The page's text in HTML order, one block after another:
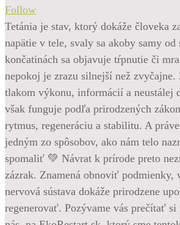
Follow
Tetánia je stav, ktorý dokáže človeka
napätie v tele, svaly sa akoby samy od
končatinách sa objavuje tŕpnutie či
nepokoj je zrazu silnejší než
tlakom výkonu, informácií a neustálej
však funguje podľa prirodzených
rytmus, regeneráciu a stabilitu. A
jedným zo spôsobov, ako nám telo
spomaliť 💚 Návrat k prírode preto
zázrak. Znamená obnoviť podmienky,
nervová sústava dokáže prirodzene
regenerovať. Pozývame vás prečítať